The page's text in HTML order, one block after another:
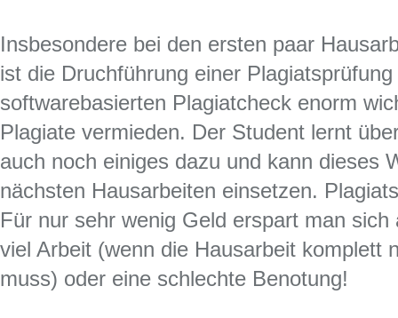
Insbesondere bei den ersten paar
ist die Druchführung einer
softwarebasierten Plagiatcheck enorm
Plagiate vermieden. Der Student lernt
auch noch einiges dazu und kann dieses
nächsten Hausarbeiten einsetzen.
Für nur sehr wenig Geld erspart man
viel Arbeit (wenn die Hausarbeit komplett
muss) oder eine schlechte Benotung!